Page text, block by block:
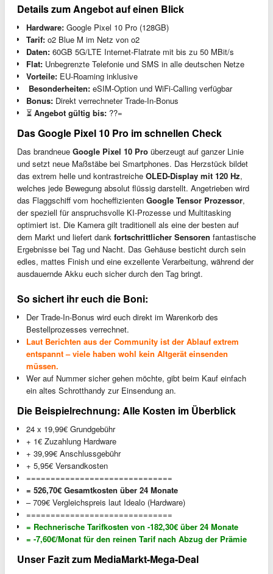
Details zum Angebot auf einen Blick
Hardware: Google Pixel 10 Pro (128GB)
Tarif: o2 Blue M im Netz von o2
Daten: 60GB 5G/LTE Internet-Flatrate mit bis zu 50 MBit/s
Flat: Unbegrenzte Telefonie und SMS in alle deutschen Netze
Vorteile: EU-Roaming inklusive
Besonderheiten: eSIM-Option und WiFi-Calling verfügbar
Bonus: Direkt verrechneter Trade-In-Bonus
⏳ Angebot gültig bis: ??=
Das Google Pixel 10 Pro im schnellen Check
Das brandneue Google Pixel 10 Pro überzeugt auf ganzer Linie
und setzt neue Maßstäbe bei Smartphones. Das Herzstück bildet
das extrem helle und kontrastreiche OLED-Display mit 120 Hz,
welches jede Bewegung absolut flüssig darstellt. Angetrieben wird
das Flaggschiff vom hocheffizienten Google Tensor Prozessor,
der speziell für anspruchsvolle KI-Prozesse und Multitasking
optimiert ist. Die Kamera gilt traditionell als eine der besten auf
dem Markt und liefert dank fortschrittlicher Sensoren fantastische
Ergebnisse bei Tag und Nacht. Das Gehäuse besticht durch sein
edles, mattes Finish und eine exzellente Verarbeitung, während der
ausdauernde Akku euch sicher durch den Tag bringt.
So sichert ihr euch die Boni:
Der Trade-In-Bonus wird euch direkt im Warenkorb des
Bestellprozesses verrechnet.
Laut Berichten aus der Community ist der Ablauf extrem
entspannt – viele haben wohl kein Altgerät einsenden
müssen.
Wer auf Nummer sicher gehen möchte, gibt beim Kauf einfach
ein altes Schrotthandy zur Einsendung an.
Die Beispielrechnung: Alle Kosten im Überblick
24 x 19,99€ Grundgebühr
+ 1€ Zuzahlung Hardware
+ 39,99€ Anschlussgebühr
+ 5,95€ Versandkosten
==============================
= 526,70€ Gesamtkosten über 24 Monate
– 709€ Vergleichspreis laut Idealo (Hardware)
==============================
= Rechnerische Tarifkosten von -182,30€ über 24 Monate
= -7,60€/Monat für den reinen Tarif nach Abzug der Prämie
Unser Fazit zum MediaMarkt-Mega-Deal